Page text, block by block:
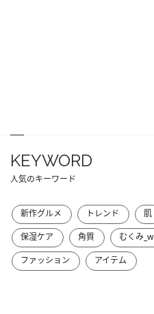
KEYWORD
人気のキーワード
新作グルメ トレンド 肌
保湿ケア
角質 むくみ_w
ファッション
アイテム